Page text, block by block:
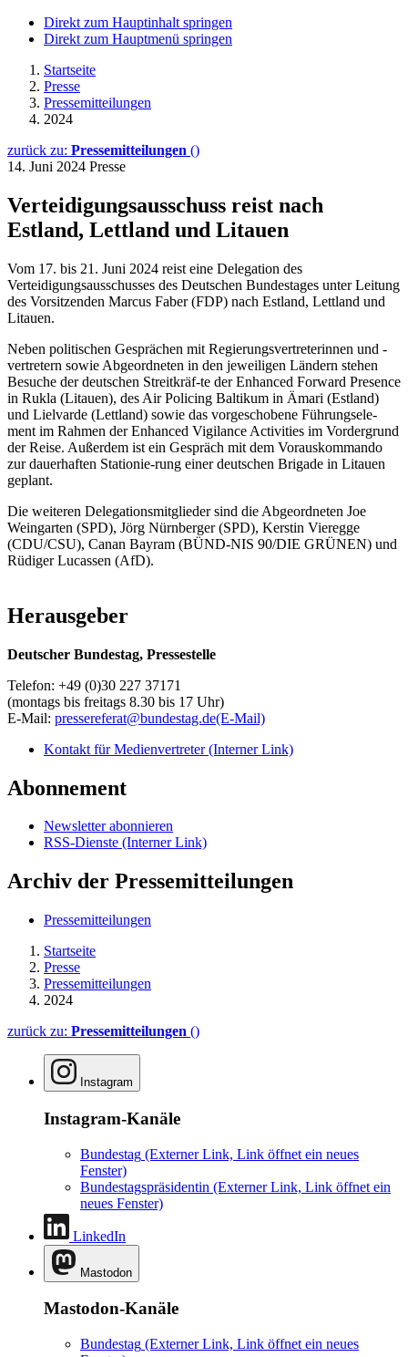
Direkt zum Hauptinhalt springen
Direkt zum Hauptmenü springen
Startseite
Presse
Pressemitteilungen
2024
zurück zu: Pressemitteilungen ()
14. Juni 2024 Presse
Verteidigungsausschuss reist nach
Estland, Lettland und Litauen
Vom 17. bis 21. Juni 2024 reist eine Delegation des
Verteidigungsausschusses des Deutschen Bundestages unter Leitung
des Vorsitzenden Marcus Faber (FDP) nach Estland, Lettland und
Litauen.
Neben politischen Gesprächen mit Regierungsvertreterinnen und -
vertretern sowie Abgeordneten in den jeweiligen Ländern stehen
Besuche der deutschen Streitkräf-te der Enhanced Forward Presence
in Rukla (Litauen), des Air Policing Baltikum in Ämari (Estland)
und Lielvarde (Lettland) sowie das vorgeschobene Führungsele-
ment im Rahmen der Enhanced Vigilance Activities im Vordergrund
der Reise. Außerdem ist ein Gespräch mit dem Vorauskommando
zur dauerhaften Stationie-rung einer deutschen Brigade in Litauen
geplant.
Die weiteren Delegationsmitglieder sind die Abgeordneten Joe
Weingarten (SPD), Jörg Nürnberger (SPD), Kerstin Vieregge
(CDU/CSU), Canan Bayram (BÜND-NIS 90/DIE GRÜNEN) und
Rüdiger Lucassen (AfD).
Herausgeber
Deutscher Bundestag, Pressestelle
Telefon: +49 (0)30 227 37171
(montags bis freitags 8.30 bis 17 Uhr)
E-Mail: pressereferat@bundestag.de(E-Mail)
Kontakt für Medienvertreter(Interner Link)
Abonnement
Newsletter abonnieren
RSS-Dienste (Interner Link)
Archiv der Pressemitteilungen
Pressemitteilungen
Startseite
Presse
Pressemitteilungen
2024
zurück zu: Pressemitteilungen ()
Instagram
Instagram-Kanäle
Bundestag (Externer Link, Link öffnet ein neues
Fenster)
Bundestagspräsidentin (Externer Link, Link öffnet ein
neues Fenster)
LinkedIn
Mastodon
Mastodon-Kanäle
Bundestag (Externer Link, Link öffnet ein neues